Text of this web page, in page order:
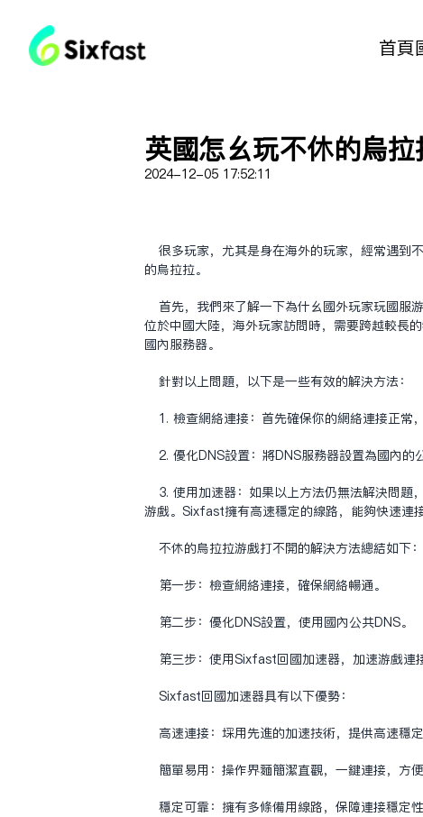
首頁
英国怎么玩不休的乌拉
2024-12-05 17:52:11
很多玩家，尤其是身在海外的玩家，经常遇到
的乌拉拉。
首先，我们来了解一下为什么国外玩家玩国服
位于中国大陆，海外玩家访问时，需要跨越较长
国内服务器。
针对以上问题，以下是一些有效的解决方法：
1. 检查网络连接：首先确保你的网络连接正常
2. 优化DNS设置：将DNS服务器设置为国内的
3. 使用加速器：如果以上方法仍无法解决问
游戏。Sixfast拥有高速稳定的线路，能够快速连
不休的乌拉拉游戏打不开的解决方法总结如下：
第一步：检查网络连接，确保网络畅通。
第二步：优化DNS设置，使用国内公共DNS。
第三步：使用Sixfast回国加速器，加速游戏连
Sixfast回国加速器具有以下优势：
高速连接：采用先进的加速技术，提供高速稳定
简单易用：操作界面简洁直观，一键连接，方便
稳定可靠：拥有多条备用线路，保障连接稳定性